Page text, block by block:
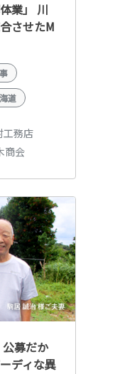
業」 川
させたM
道
工務店
商会
募だか
ディな異